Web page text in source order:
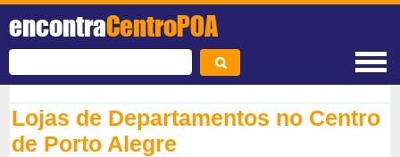
encontraCentroPOA
Lojas de Departamentos no Centro
de Porto Alegre